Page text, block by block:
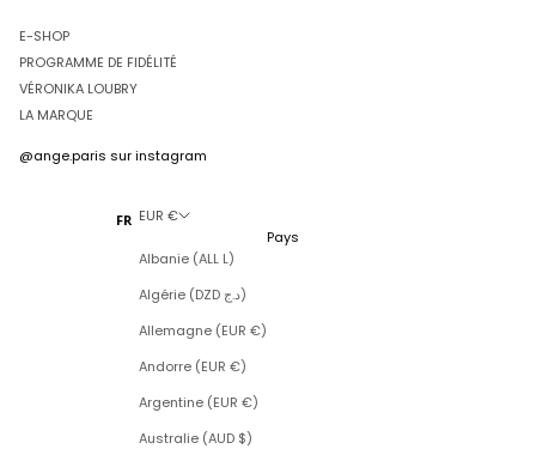
E-SHOP
PROGRAMME DE FIDÉLITÉ
VÉRONIKA LOUBRY
LA MARQUE
@ange.paris sur instagram
FR EUR €
Pays
Albanie (ALL L)
Algérie (DZD د.ج)
Allemagne (EUR €)
Andorre (EUR €)
Argentine (EUR €)
Australie (AUD $)